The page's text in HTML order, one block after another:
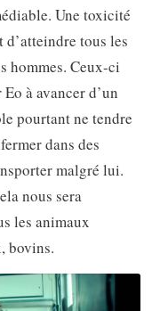
Une toxicité
tous les
hommes. Ceux-ci
à avancer d’un
pourtant ne tendre
dans des
malgré lui.
nous sera
les animaux
bovins.